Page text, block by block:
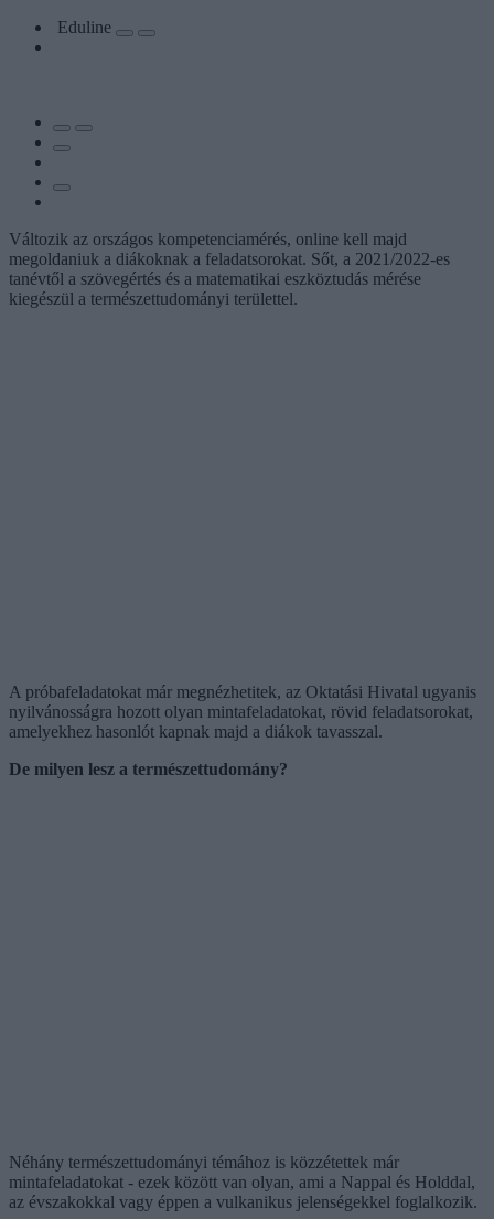
Eduline
Változik az országos kompetenciamérés, online kell majd
megoldaniuk a diákoknak a feladatsorokat. Sőt, a 2021/2022-es
tanévtől a szövegértés és a matematikai eszköztudás mérése
kiegészül a természettudományi területtel.
A próbafeladatokat már megnézhetitek, az Oktatási Hivatal ugyanis
nyilvánosságra hozott olyan mintafeladatokat, rövid feladatsorokat,
amelyekhez hasonlót kapnak majd a diákok tavasszal.
De milyen lesz a természettudomány?
Néhány természettudományi témához is közzétettek már
mintafeladatokat - ezek között van olyan, ami a Nappal és Holddal,
az évszakokkal vagy éppen a vulkanikus jelenségekkel foglalkozik.